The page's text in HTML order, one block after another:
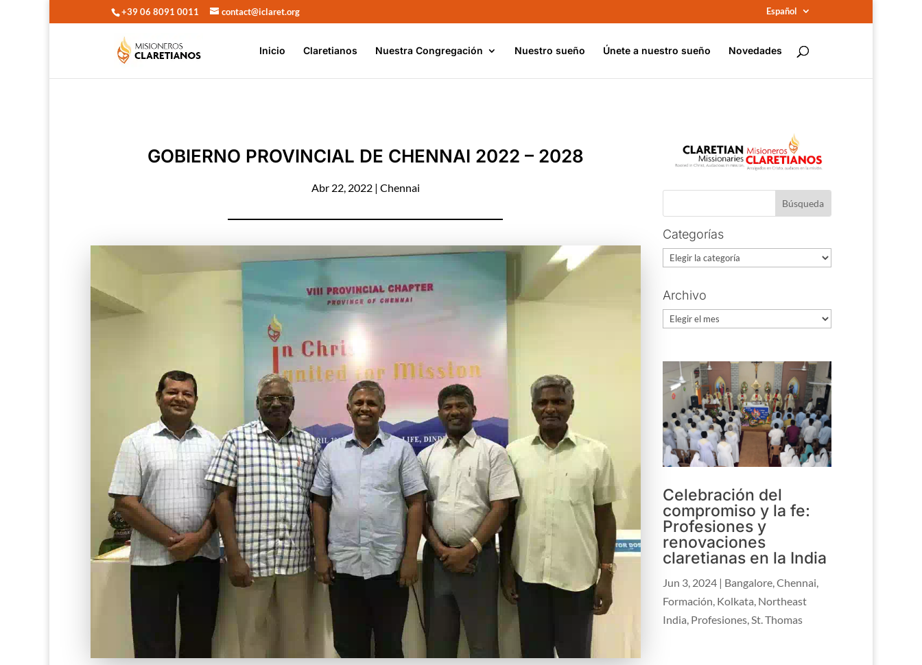
+39 06 8091 0011 contact@iclaret.org Español
Inicio Claretianos Nuestra Congregación Nuestro sueño Únete a nuestro sueño Novedades
GOBIERNO PROVINCIAL DE CHENNAI 2022 – 2028
Abr 22, 2022| Chennai
Categorías
Categorías
Archivo
Archivo
Celebración del
compromiso y la fe:
Profesiones y
renovaciones
claretianas en la India
Jun 3, 2024 | Bangalore,Chennai,
Formación, Kolkata, Northeast
India, Profesiones,St. Thomas